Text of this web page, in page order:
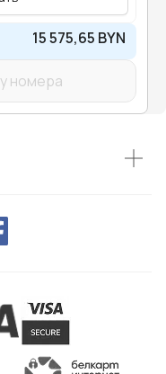
15 575,65 BYN
номера